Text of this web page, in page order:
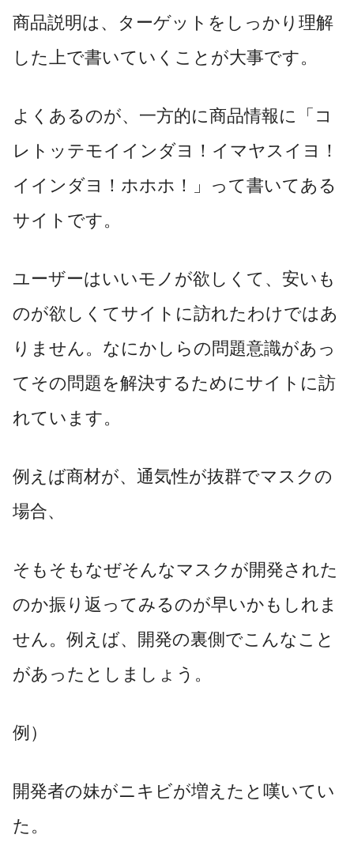
商品説明は、ターゲットをしっかり理解
した上で書いていくことが大事です。
よくあるのが、一方的に商品情報に「コ
レトッテモイインダヨ！イマヤスイヨ！
イインダヨ！ホホホ！」って書いてある
サイトです。
ユーザーはいいモノが欲しくて、安いも
のが欲しくてサイトに訪れたわけではあ
りません。なにかしらの問題意識があっ
てその問題を解決するためにサイトに訪
れています。
例えば商材が、通気性が抜群でマスクの
場合、
そもそもなぜそんなマスクが開発された
のか振り返ってみるのが早いかもしれま
せん。例えば、開発の裏側でこんなこと
があったとしましょう。
例）
開発者の妹がニキビが増えたと嘆いてい
た。